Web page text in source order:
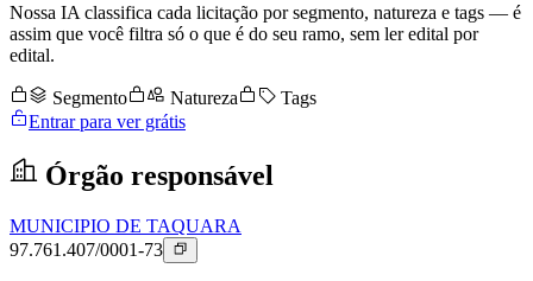
Nossa IA classifica cada licitação por segmento, natureza e tags — é
assim que você filtra só o que é do seu ramo, sem ler edital por
edital.
Segmento Natureza
Tags
Entrar para ver grátis
Órgão responsável
MUNICIPIO DE TAQUARA
97.761.407/0001-73